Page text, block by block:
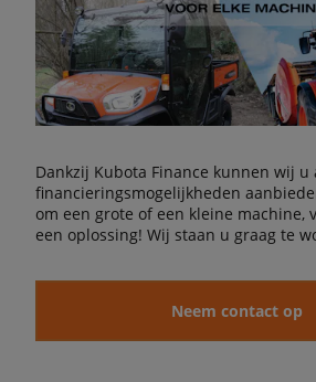
Dankzij Kubota Finance kunnen wij u
financieringsmogelijkheden
om een grote of een kleine machine,
een oplossing! Wij staan u graag te
Neem contact op